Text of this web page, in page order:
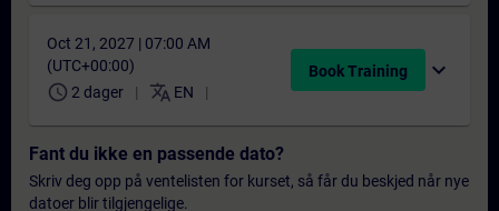
Oct 21, 2027 | 07:00 AM
(UTC+00:00)
schedule 2 dager translate EN
Book Training expand_more
Fant du ikke en passende dato?
Skriv deg opp på ventelisten for kurset, så får du beskjed når nye
datoer blir tilgjengelige.